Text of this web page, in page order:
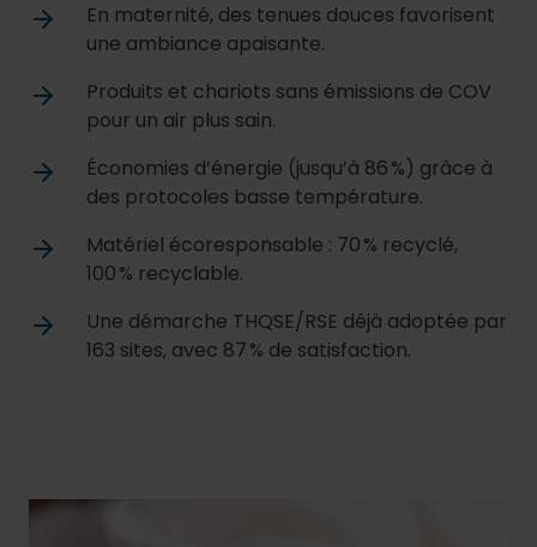
En maternité, des tenues douces favorisent
une ambiance apaisante.
Produits et chariots sans émissions de COV
pour un air plus sain.
Économies d’énergie (jusqu’à 86 %) grâce à
des protocoles basse température.
Matériel écoresponsable : 70 % recyclé,
100 % recyclable.
Une démarche THQSE/RSE déjà adoptée par
163 sites, avec 87 % de satisfaction.